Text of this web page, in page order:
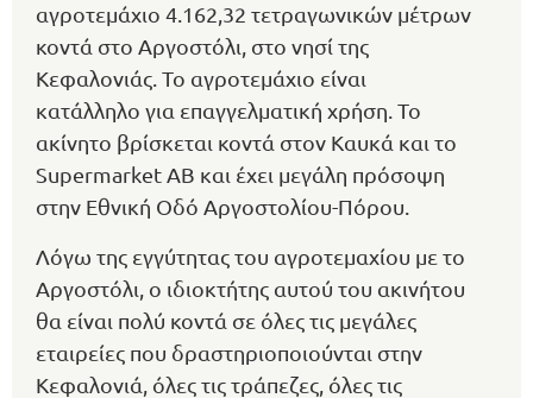
αγροτεμάχιο 4.162,32 τετραγωνικών μέτρων
κοντά στο Αργοστόλι, στο νησί της
Κεφαλονιάς. Το αγροτεμάχιο είναι
κατάλληλο για επαγγελματική χρήση. Το
ακίνητο βρίσκεται κοντά στον Καυκά και το
Supermarket AB και έχει μεγάλη πρόσοψη
στην Εθνική Οδό Αργοστολίου-Πόρου.
Λόγω της εγγύτητας του αγροτεμαχίου με το
Αργοστόλι, ο ιδιοκτήτης αυτού του ακινήτου
θα είναι πολύ κοντά σε όλες τις μεγάλες
εταιρείες που δραστηριοποιούνται στην
Κεφαλονιά, όλες τις τράπεζες, όλες τις